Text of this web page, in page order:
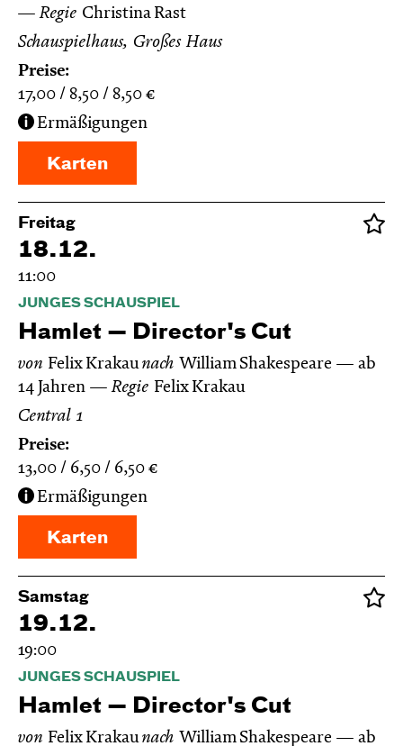
Regie Christina Rast
Schauspielhaus, Großes Haus
Preise:
17,00
8,50 8,50 €
Ermäßigungen
Karten
Freitag
18.12.
11:00
JUNGES SCHAUSPIEL
Hamlet — Director's Cut
von Felix Krakaunach William Shakespeare
ab
14 Jahren
Regie Felix Krakau
Central 1
Preise:
13,00
6,50 6,50 €
Ermäßigungen
Karten
Samstag
19.12.
19:00
JUNGES SCHAUSPIEL
Hamlet — Director's Cut
von Felix Krakaunach William Shakespeare ab